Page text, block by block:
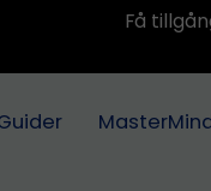
Få